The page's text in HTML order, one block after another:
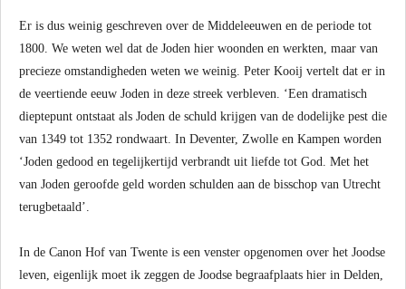
Er is dus weinig geschreven over de Middeleeuwen en de periode tot
1800. We weten wel dat de Joden hier woonden en werkten, maar van
precieze omstandigheden weten we weinig. Peter Kooij vertelt dat er in
de veertiende eeuw Joden in deze streek verbleven. ‘Een dramatisch
dieptepunt ontstaat als Joden de schuld krijgen van de dodelijke pest die
van 1349 tot 1352 rondwaart. In Deventer, Zwolle en Kampen worden
‘Joden gedood en tegelijkertijd verbrandt uit liefde tot God. Met het
van Joden geroofde geld worden schulden aan de bisschop van Utrecht
terugbetaald’.
In de Canon Hof van Twente is een venster opgenomen over het Joodse
leven, eigenlijk moet ik zeggen de Joodse begraafplaats hier in Delden,